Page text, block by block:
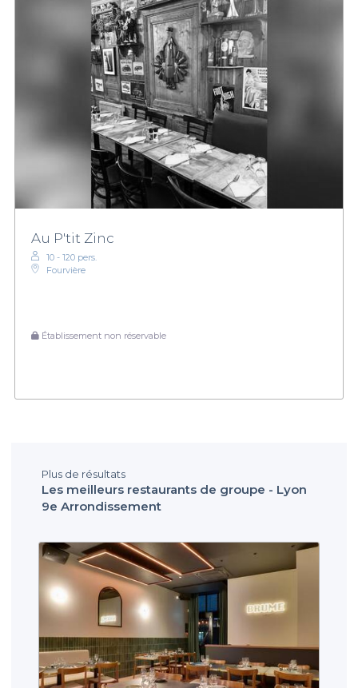
Au P'tit Zinc
10 - 120 pers.
Fourvière
Établissement non réservable
Plus de résultats
Les meilleurs restaurants de groupe - Lyon
9e Arrondissement